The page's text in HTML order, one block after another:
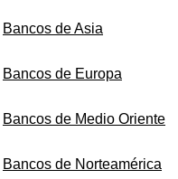
Bancos de Asia
Bancos de Europa
Bancos de Medio Oriente
Bancos de Norteamérica